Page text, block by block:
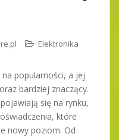
Elektronika
popularności, a jej
bardziej znaczący.
się na rynku,
które
nowy poziom. Od